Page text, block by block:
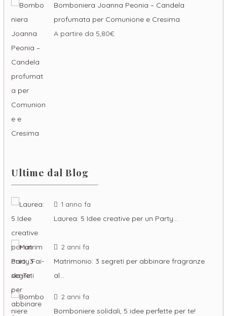
Bomboniera Joanna Peonia – Candela
profumata per Comunione e Cresima
A partire da 5,80€
Ultime dal Blog
1 anno fa
Laurea: 5 Idee creative per un Party…
2 anni fa
Matrimonio: 3 segreti per abbinare fragranze
al…
2 anni fa
Bomboniere solidali, 5 idee perfette per te!